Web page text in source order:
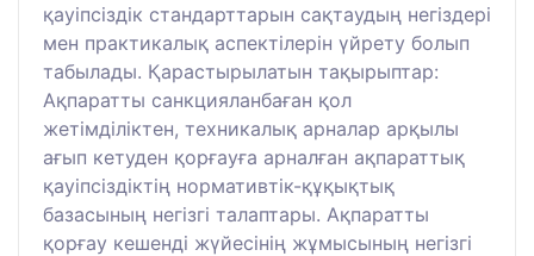
қауіпсіздік стандарттарын сақтаудың негіздері
мен практикалық аспектілерін үйрету болып
табылады. Қарастырылатын тақырыптар:
Ақпаратты санкцияланбаған қол
жетімділіктен, техникалық арналар арқылы
ағып кетуден қорғауға арналған ақпараттық
қауіпсіздіктің нормативтік-құқықтық
базасының негізгі талаптары. Ақпаратты
қорғау кешенді жүйесінің жұмысының негізгі